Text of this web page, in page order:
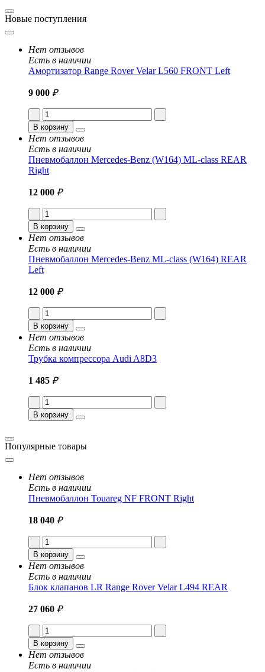
Новые поступления
Нет отзывов
Есть в наличии
Амортизатор Range Rover Velar L560 FRONT Left
9 000 ₽
В корзину
Нет отзывов
Есть в наличии
Пневмобаллон Mercedes-Benz (W164) ML-class REAR
Right
12 000 ₽
В корзину
Нет отзывов
Есть в наличии
Пневмобаллон Mercedes-Benz ML-class (W164) REAR
Left
12 000 ₽
В корзину
Нет отзывов
Есть в наличии
Трубка компрессора Audi A8D3
1 485 ₽
В корзину
Популярные товары
Нет отзывов
Есть в наличии
Пневмобаллон Touareg NF FRONT Right
18 040 ₽
В корзину
Нет отзывов
Есть в наличии
Блок клапанов LR Range Rover Velar L494 REAR
27 060 ₽
В корзину
Нет отзывов
Есть в наличии